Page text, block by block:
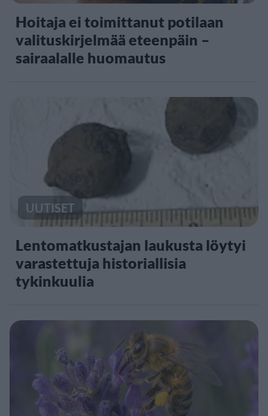
Hoitaja ei toimittanut potilaan
valituskirjelmää eteenpäin –
sairaalalle huomautus
UUTISET
Lentomatkustajan laukusta löytyi
varastettuja historiallisia
tykinkuulia